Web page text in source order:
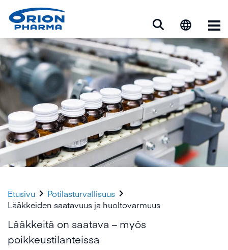
Etusivu  Potilasturvallisuus 
Lääkkeiden saatavuus ja huoltovarmuus
Lääkkeitä on saatava – myös
poikkeustilanteissa